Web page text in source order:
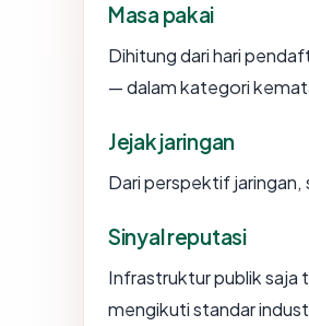
Masa pakai
Dihitung dari hari
— dalam kategori
Jejak jaringan
Dari perspektif
Sinyal reputasi
Infrastruktur publik saja
mengikuti standar